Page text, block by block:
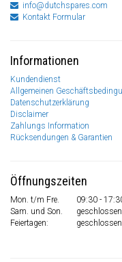
info@dutchspares.com
Kontakt Formular
Informationen
Kundendienst
Allgemeinen
Datenschutzerklärung
Disclaimer
Zahlungs Information
Rücksendungen & Garantien
Öffnungszeiten
Mon. t/m Fre.
09:30 -
Sam. und Son.
geschlossen
Feiertagen:
geschlossen